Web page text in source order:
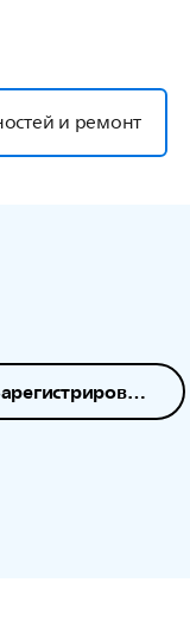
и ремонт
Зарегистрировать